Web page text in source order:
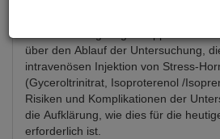
über den Ablauf der Untersuchung,
intravenösen Injektion von Stress-
(Gyceroltrinitrat, Isoproterenol /
Risiken und Komplikationen der
die Aufklärung, wie dies für die
erforderlich ist.